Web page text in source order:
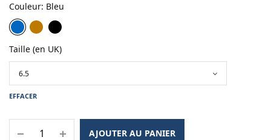
Couleur: Bleu
Taille (en UK)
EFFACER
AJOUTER AU PANIER